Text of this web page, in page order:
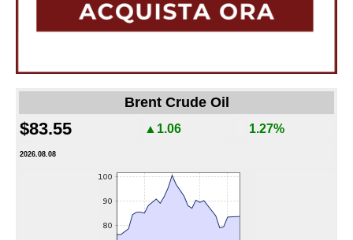
Brent Crude Oil
$83.55 ▲1.06 1.27%
2026.08.08